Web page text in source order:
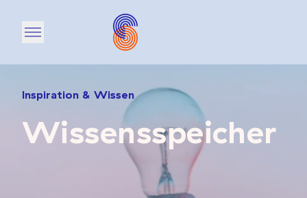
Open main menu
Inspiration & Wissen
Wissensspeicher